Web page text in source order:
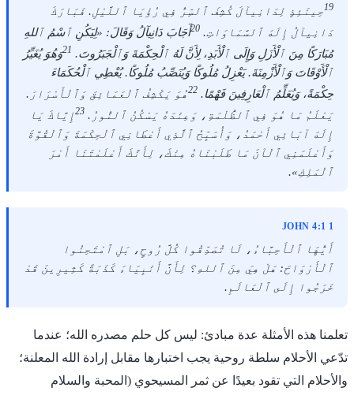
19حِينَئِذٍ لِدَانِيآلَ كُشِفَ ٱلسِّرُّ فِي رُؤْيَا ٱللَّيْلِ. فَبَارَكَ
دَانِيآلُ إِلَهَ ٱلسَّمَاوَاتِ. 20أَجَابَ دَانِيآلُ وَقَالَ: «لِيَكُنِ ٱسْمُ ٱللهِ
مُبَارَكًا مِنَ ٱلْأَزَلِ وَإِلَى ٱلْأَبَدِ، لِأَنَّ لَهُ ٱلْحِكْمَةَ وَٱلْجَبَرُوتَ. 21وَهُوَ يُغَيِّرُ
ٱلْأَوْقَاتَ وَٱلْأَزْمِنَةَ. يَعْزِلُ مُلُوكًا وَيُنَصِّبُ مُلُوكًا. يُعْطِي ٱلْحُكَمَاءَ
حِكْمَةً، وَيُعَلِّمُ ٱلْعَارِفِينَ فَهْمًا. 22هُوَ يَكْشِفُ ٱلْعَمَائِقَ وَٱلْأَسْرَارَ.
يَعْلَمُ مَا هُوَ فِي ٱلظُّلْمَةِ، وَعِنْدَهُ يَسْكُنُ ٱلنُّورُ. 23إِيَّاكَ يَا
إِلَهَ آبَائِي أَحْمَدُ، وَأُسَبِّحُ ٱلَّذِي أَعْطَانِي ٱلْحِكْمَةَ وَٱلْقُوَّةَ
وَأَعْلَمَنِي ٱلْآنَ مَا طَلَبْنَاهُ مِنْكَ، لِأَنَّكَ أَعْلَمْتَنَا أَمْرَ
ٱلْمَلِكِ».
1 JOHN 4:1
أَيُّهَا ٱلْأَحِبَّاءُ، لَا تُصَدِّقُوا كُلَّ رُوحٍ، بَلِ ٱمْتَحِنُوا
ٱلْأَرْوَاحَ: هَلْ هِيَ مِنَ ٱللهِ؟ لِأَنَّ أَنْبِيَاءَ كَذَبَةً كَثِيرِينَ قَدْ
خَرَجُوا إِلَى ٱلْعَالَمِ.
تعلمنا هذه الأمثلة عدة مبادئ: ليس كل حلم مصدره الله؛ عندما
تدّعي الأحلام سلطة روحية يجب اختبارها مقابل إرادة الله المعلنة؛
والأحلام التي تقود بعيدًا عن ثمر المسيحوي (المحبة والسلام